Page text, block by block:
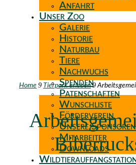
Anfahrt
Unser Zoo
Galerie
Historie
Naturbau
Tiere
Nachwuchs
Spenden
Patenschaften
Wunschliste
Förderverein
Unsere Sponsoren
Mitarbeiter
Downloads
Home 9 Tierpark erleben 9